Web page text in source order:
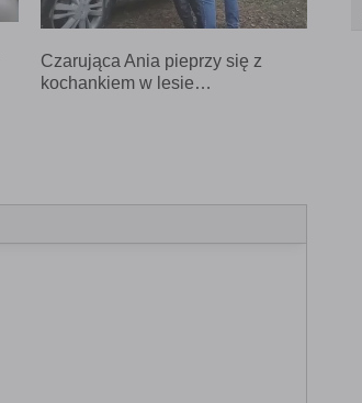
Czarująca Ania pieprzy się z
kochankiem w lesie…